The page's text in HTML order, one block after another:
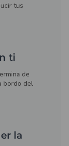
tus
ti
de
bordo del
la